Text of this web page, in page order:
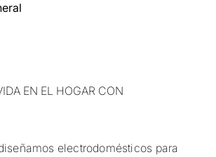
EN EL HOGAR CON
electrodomésticos para